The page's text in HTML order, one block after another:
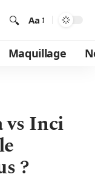
Aa
Maquillage
Inci
?